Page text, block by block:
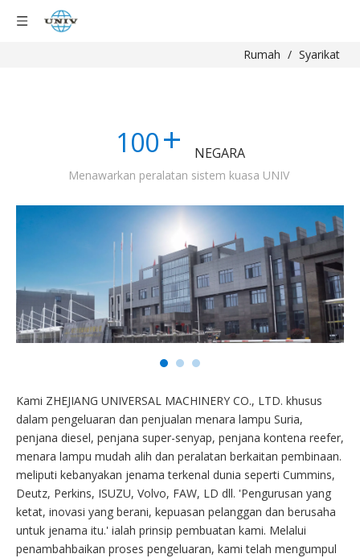
Rumah / Syarikat
100+ NEGARA
Menawarkan peralatan sistem kuasa UNIV
Kami ZHEJIANG UNIVERSAL MACHINERY CO., LTD. khusus
dalam pengeluaran dan penjualan menara lampu Suria,
penjana diesel, penjana super-senyap, penjana kontena reefer,
menara lampu mudah alih dan peralatan berkaitan pembinaan.
meliputi kebanyakan jenama terkenal dunia seperti Cummins,
Deutz, Perkins, ISUZU, Volvo, FAW, LD dll. 'Pengurusan yang
ketat, inovasi yang berani, kepuasan pelanggan dan berusaha
untuk jenama itu.' ialah prinsip pembuatan kami. Melalui
penambahbaikan proses pengeluaran, kami telah mengumpul